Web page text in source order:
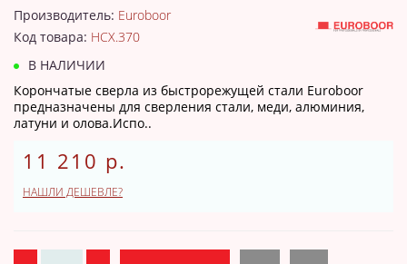
Производитель: Euroboor
Код товара: HCX.370
В НАЛИЧИИ
Корончатые сверла из быстрорежущей стали Euroboor
предназначены для сверления стали, меди, алюминия,
латуни и олова.Испо..
11 210 р.
НАШЛИ ДЕШЕВЛЕ?